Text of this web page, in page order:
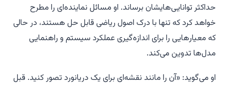
حداکثر توانایی‌هایشان برساند. او مسائل نماینده‌ای را مطرح
خواهد کرد که تنها با درک اصول ریاضی قابل حل هستند، در حالی
که معیارهایی را برای اندازه‌گیری عملکرد سیستم و راهنمایی
مدل‌ها تدوین می‌کند.
او می‌گوید: «آن را مانند نقشه‌ای برای یک دریانورد تصور کنید. قبل